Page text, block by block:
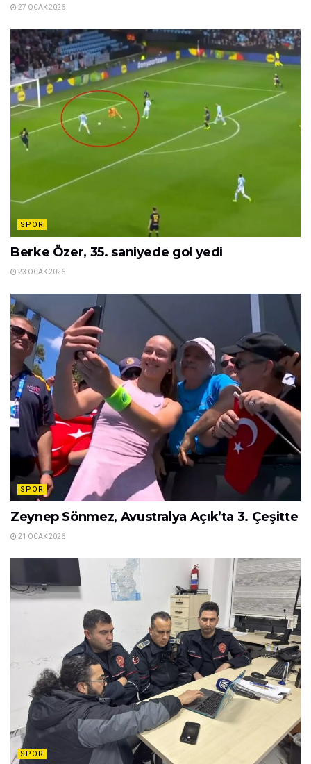
27 OCAK 2026
SPOR
Berke Özer, 35. saniyede gol yedi
23 OCAK 2026
SPOR
Zeynep Sönmez, Avustralya Açık’ta 3. Çeşitte
21 OCAK 2026
SPOR